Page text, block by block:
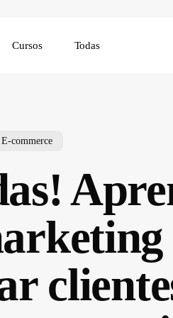
Cursos Todas
E-commerce